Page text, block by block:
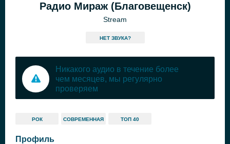
Радио Мираж (Благовещенск)
Stream
HЕТ ЗВУКА?
Никакого аудио в течение более
чем месяцев, мы регулярно
проверяем
РОК СОВРЕМЕННАЯ ТОП 40
Профиль